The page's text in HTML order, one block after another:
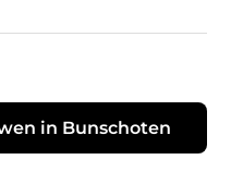
in Bunschoten